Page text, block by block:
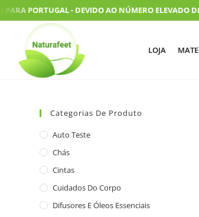
PORTUGAL - DEVIDO AO NÚMERO ELEVADO DE
LOJA
Categorias De Produto
Auto Teste
Chás
Cintas
Cuidados Do Corpo
Difusores E Óleos Essenciais